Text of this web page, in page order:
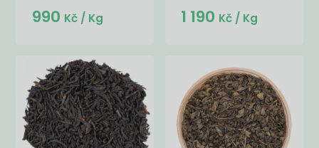
990 Kč / Kg 1 190 Kč / Kg